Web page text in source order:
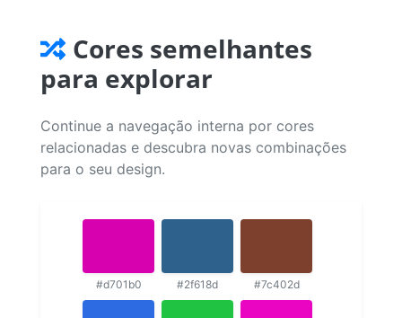
Cores semelhantes
para explorar
Continue a navegação interna por cores
relacionadas e descubra novas combinações
para o seu design.
#d701b0 #2f618d #7c402d